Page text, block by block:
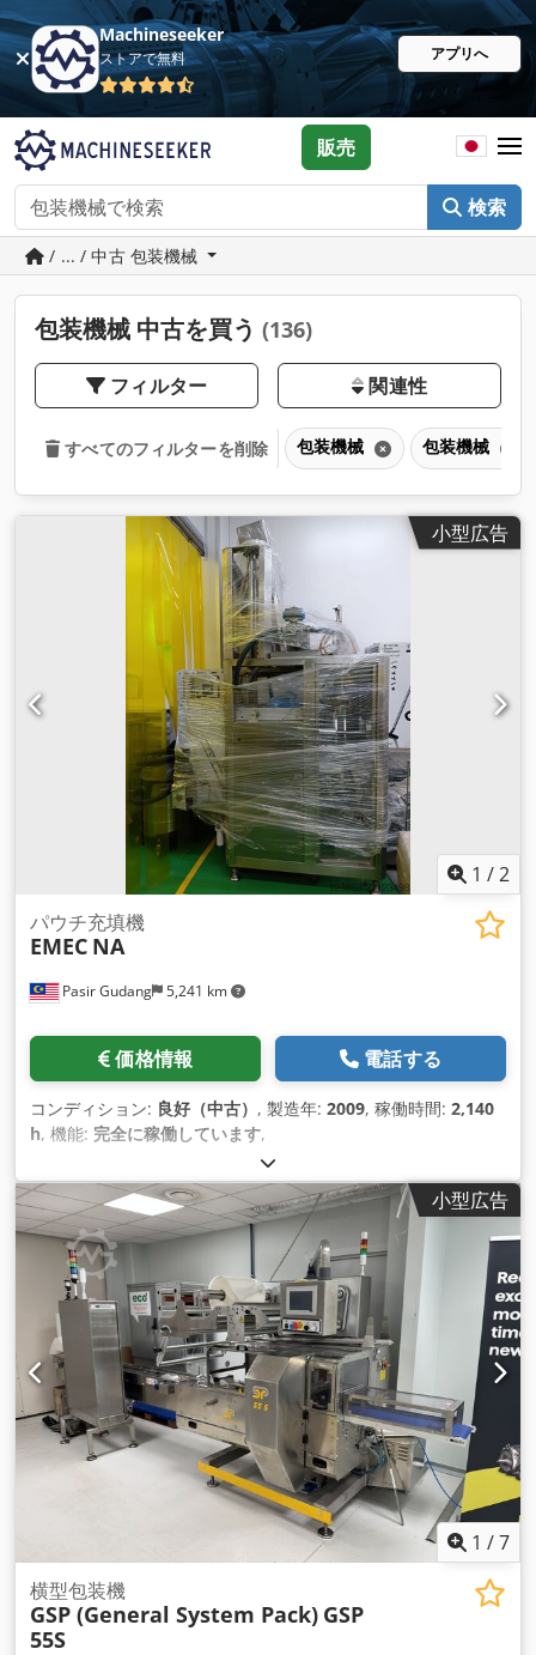
Machineseeker
ストアで無料 アプリへ
検索
販売
/ ... / 中古 包装機械
包装機械 中古を買う (136)
フィルター 関連性
すべてのフィルターを削除 包装機械 包装機械
小型広告
1 /2
Pasir Gudang 5,241 km
パウチ充填機
EMEC NA
価格情報 電話する
コンディション: 良好（中古） , 製造年: 2009, 稼働時間: 2,140
h, 機能: 完全に稼働しています,
小型広告
1 /7
横型包装機
GSP (General System Pack) GSP
55S